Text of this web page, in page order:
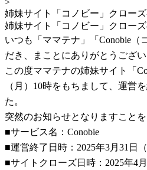
姉妹サイト「コノビー」クロー
姉妹サイト「コノビー」クロー
いつも「ママテナ」「Conobie（
だき、まことにありがとうござい
この度ママテナの姉妹サイト「
（月）10時をもちまして、運営
た。
突然のお知らせとなりますこと
■サービス名：Conobie
■運営終了日時：2025年3月31日
■サイトクローズ日時：2025年4